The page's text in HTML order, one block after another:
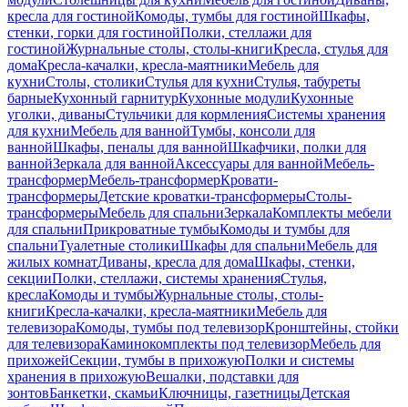
кресла для гостинойКомоды, тумбы для гостинойШкафы,
стенки, горки для гостинойПолки, стеллажи для
гостинойЖурнальные столы, столы-книгиКресла, стулья для
домаКресла-качалки, кресла-маятникиМебель для
кухниСтолы, столикиСтулья для кухниСтулья, табуреты
барныеКухонный гарнитурКухонные модулиКухонные
уголки, диваныСтульчики для кормленияСистемы хранения
для кухниМебель для ваннойТумбы, консоли для
ваннойШкафы, пеналы для ваннойШкафчики, полки для
ваннойЗеркала для ваннойАксессуары для ваннойМебель-
трансформерМебель-трансформерКровати-
трансформерыДетские кроватки-трансформерыСтолы-
трансформерыМебель для спальниЗеркалаКомплекты мебели
для спальниПрикроватные тумбыКомоды и тумбы для
спальниТуалетные столикиШкафы для спальниМебель для
жилых комнатДиваны, кресла для домаШкафы, стенки,
секцииПолки, стеллажи, системы храненияСтулья,
креслаКомоды и тумбыЖурнальные столы, столы-
книгиКресла-качалки, кресла-маятникиМебель для
телевизораКомоды, тумбы под телевизорКронштейны, стойки
для телевизораКаминокомплекты под телевизорМебель для
прихожейСекции, тумбы в прихожуюПолки и системы
хранения в прихожуюВешалки, подставки для
зонтовБанкетки, скамьиКлючницы, газетницыДетская